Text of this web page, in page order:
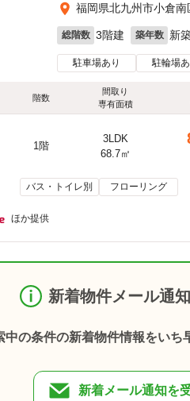
福岡県北九州市小倉
総階数 3階建 築年数 新
駐車場あり 駐輪場あ
階数
間取り
専有面積
1階
3LDK
68.7㎡
バス・トイレ別 フローリング
ほか提供
新着物件メール通知
中の条件の新着物件情報をいち
新着メール通知を